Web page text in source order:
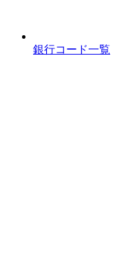
銀行コード一覧